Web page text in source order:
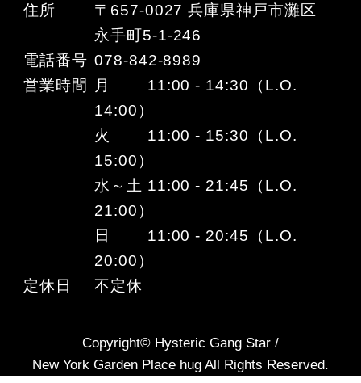
住所
〒657-0027 兵庫県神戸市灘区
永手町5-1-246
電話番号 078-842-8989
営業時間
月 11:00 - 14:30（L.O.
14:00）
火 11:00 - 15:30（L.O.
15:00）
水～土 11:00 - 21:45（L.O.
21:00）
日 11:00 - 20:45（L.O.
20:00）
定休日
不定休
Copyright© Hysteric Gang Star /
New York Garden Place hug All Rights Reserved.